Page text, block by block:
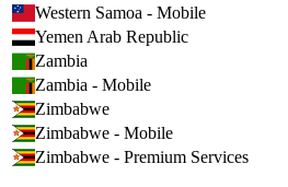
Western Samoa - Mobile
Yemen Arab Republic
Zambia
Zambia - Mobile
Zimbabwe
Zimbabwe - Mobile
Zimbabwe - Premium Services